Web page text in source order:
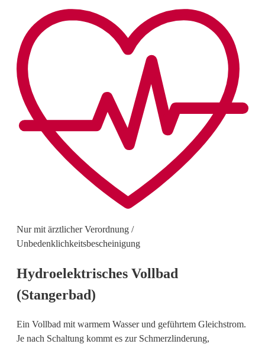
Nur mit ärztlicher Verordnung /
Unbedenklichkeitsbescheinigung
Hydroelektrisches Vollbad
(Stangerbad)
Ein Vollbad mit warmem Wasser und geführtem Gleichstrom.
Je nach Schaltung kommt es zur Schmerzlinderung,